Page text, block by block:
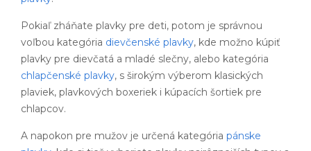
Pokiaľ zháňate plavky pre deti, potom je správnou
voľbou kategória dievčenské plavky, kde možno kúpiť
plavky pre dievčatá a mladé slečny, alebo kategória
chlapčenské plavky, s širokým výberom klasických
plaviek, plavkových boxeriek i kúpacích šortiek pre
chlapcov.
A napokon pre mužov je určená kategória pánske